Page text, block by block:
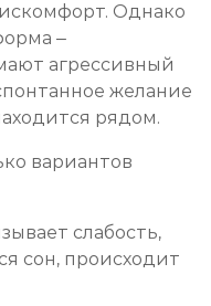
Однако
–
агрессивный
желание
рядом.
вариантов
слабость,
сон, происходит